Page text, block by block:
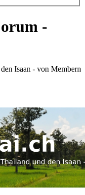
-
Isaan - von Membern